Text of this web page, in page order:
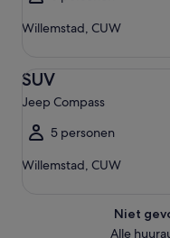
Willemstad, CUW
SUV
Jeep Compass
5 personen
Willemstad, CUW
Niet
Alle